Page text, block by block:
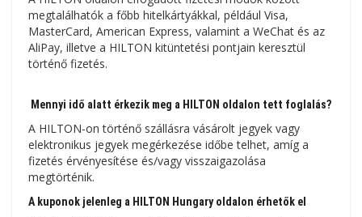
megtalálhatók a főbb hitelkártyákkal, például Visa,
MasterCard, American Express, valamint a WeChat és az
AliPay, illetve a HILTON kitüntetési pontjain keresztül
történő fizetés.
Mennyi idő alatt érkezik meg a HILTON oldalon tett foglalás?
A HILTON-on történő szállásra vásárolt jegyek vagy
elektronikus jegyek megérkezése időbe telhet, amíg a
fizetés érvényesítése és/vagy visszaigazolása
megtörténik.
A kuponok jelenleg a HILTON Hungary oldalon érhetők el